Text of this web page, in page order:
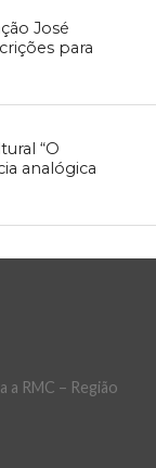
José
para
“O
analógica
a RMC – Região